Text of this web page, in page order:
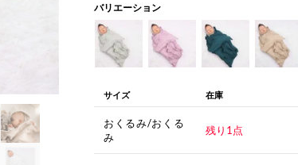
バリエーション
サイズ 在庫
おくるみ/おくる
み
残り1点